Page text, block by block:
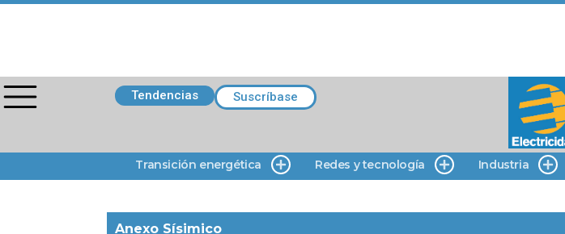
Tendencias Suscríbase
Transición energética Redes y tecnología Industria
Anexo Sísimico